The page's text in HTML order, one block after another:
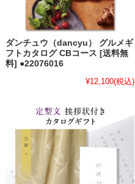
ダンチュウ（dancyu） グルメギ
フトカタログ CBコース [送料無
料] ●22076016
¥12,100(税込)